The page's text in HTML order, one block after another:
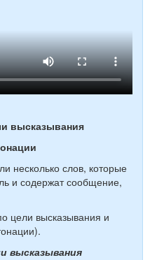
высказывания
несколько слов, которые
и содержат сообщение,
цели высказывания и
высказывания